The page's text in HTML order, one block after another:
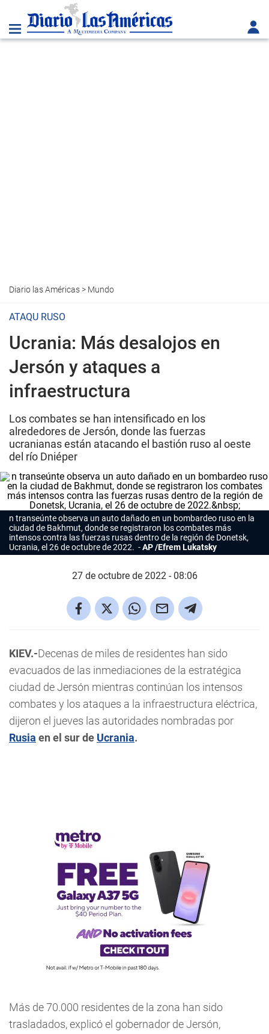
Diario las Américas> Mundo
ATAQU RUSO
Ucrania: Más desalojos en
Jersón y ataques a
infraestructura
Los combates se han intensificado en los
alrededores de Jersón, donde las fuerzas
ucranianas están atacando el bastión ruso al oeste
del río Dniéper
n transeúnte observa un auto dañado en un bombardeo ruso en la
ciudad de Bakhmut, donde se registraron los combates más
intensos contra las fuerzas rusas dentro de la región de Donetsk,
Ucrania, el 26 de octubre de 2022.
AP /Efrem Lukatsky
27 de octubre de 2022 - 08:06
KIEV.-Decenas de miles de residentes han sido
evacuados de las inmediaciones de la estratégica
ciudad de Jersón mientras continúan los intensos
combates y los ataques a la infraestructura eléctrica,
dijeron el jueves las autoridades nombradas por
Rusia en el sur de Ucrania.
Más de 70.000 residentes de la zona han sido
trasladados, explicó el gobernador de Jersón,